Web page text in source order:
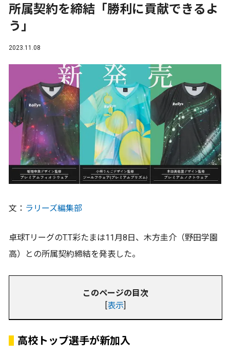
所属契約を締結「勝利に貢献できるよ
う」
2023.11.08
文： ラリーズ編集部
卓球TリーグのT.T彩たまは11月8日、木方圭介（野田学園
高）との所属契約締結を発表した。
このページの目次
[表示]
高校トップ選手が新加入